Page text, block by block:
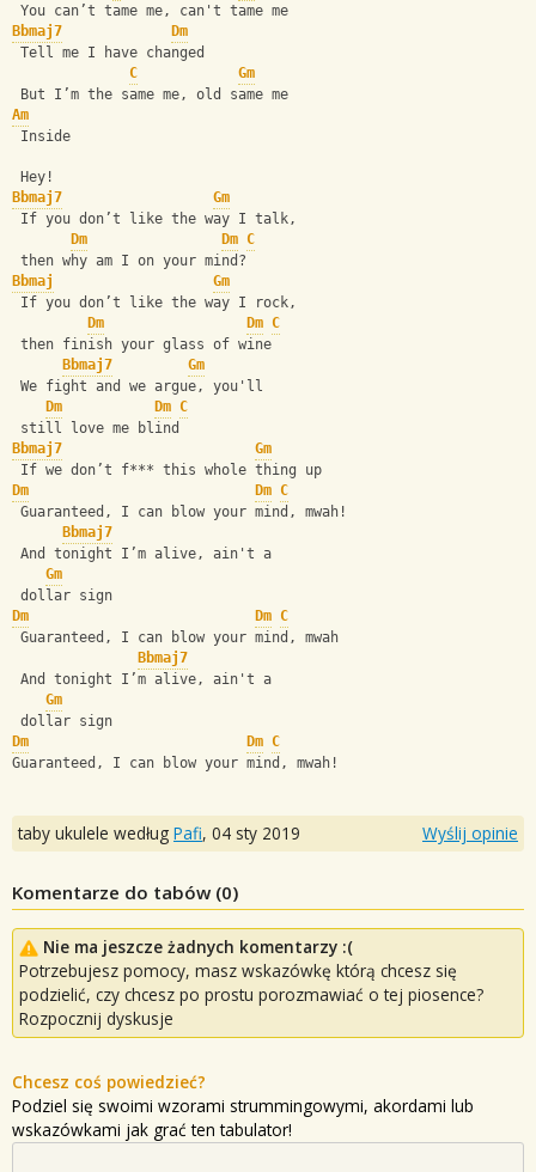
You can’t tame me, can't tame me
Bbmaj7
Dm
Tell me I have changed
C
Gm
But I’m the same me, old same me
Am
Inside
Hey!
Bbmaj7
Gm
If you don’t like the way I talk,
Dm
Dm C
then why am I on your mind?
Bbmaj
Gm
If you don’t like the way I rock,
Dm
Dm C
then finish your glass of wine
Bbmaj7
Gm
We fight and we argue, you'll
Dm
Dm C
still love me blind
Bbmaj7
Gm
If we don’t f*** this whole thing up
Dm
Dm C
Guaranteed, I can blow your mind, mwah!
Bbmaj7
And tonight I’m alive, ain't a
Gm
dollar sign
Dm
Dm C
Guaranteed, I can blow your mind, mwah
Bbmaj7
And tonight I’m alive, ain't a
Gm
dollar sign
Dm
Dm C
Guaranteed, I can blow your mind, mwah!
taby ukulele według Pafi, 04 sty 2019 Wyślij opinie
Komentarze do tabów (0)
Nie ma jeszcze żadnych komentarzy :(
Potrzebujesz pomocy, masz wskazówkę którą chcesz się
podzielić, czy chcesz po prostu porozmawiać o tej piosence?
Rozpocznij dyskusje
Chcesz coś powiedzieć?
Podziel się swoimi wzorami strummingowymi, akordami lub
wskazówkami jak grać ten tabulator!